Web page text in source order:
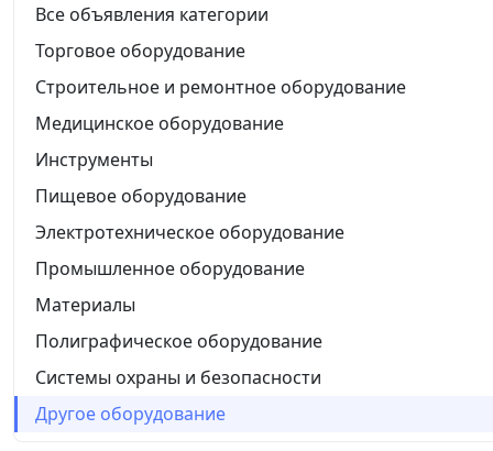
Все объявления категории
Торговое оборудование
Строительное и ремонтное оборудование
Медицинское оборудование
Инструменты
Пищевое оборудование
Электротехническое оборудование
Промышленное оборудование
Материалы
Полиграфическое оборудование
Системы охраны и безопасности
Другое оборудование